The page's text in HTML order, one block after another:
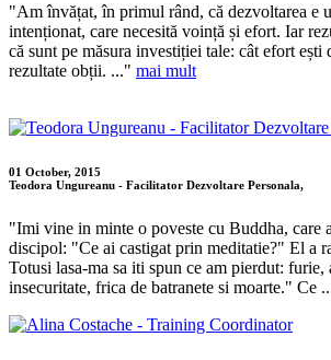
"Am învățat, în primul rând, că dezvoltarea e
intenționat, care necesită voință și efort. Iar
că sunt pe măsura investiției tale: cât efort ești
rezultate obții. ..." mai mult
01 October, 2015
Teodora Ungureanu - Facilitator Dezvoltare Personala,
"Imi vine in minte o poveste cu Buddha, care
discipol: "Ce ai castigat prin meditatie?" El a
Totusi lasa-ma sa iti spun ce am pierdut: furie,
insecuritate, frica de batranete si moarte." Ce